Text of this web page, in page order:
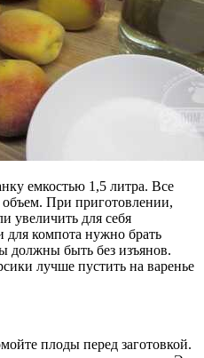
емкостью 1,5 литра. Все
При приготовлении,
увеличить для себя
для компота нужно брать
должны быть без изъянов.
лучше пустить на варенье
плоды перед заготовкой.